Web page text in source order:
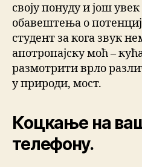
своју понуду и још
обавештења о
студент за кога звук
апотропајску моћ –
размотрити врло
у природи, мост.
Коцкање на
телефону.